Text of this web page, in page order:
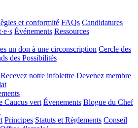
et conformité FAQs Candidatures
Événements Ressources
un don à une circonscription Cercle des
des Possibilités
Recevez notre infolettre Devenez membre
Caucus vert Évenements Blogue du Chef
Principes Statuts et Règlements Conseil